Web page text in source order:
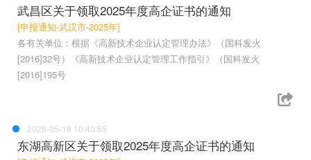
武昌区关于领取2025年度高企证书的通知
[申报通知-武汉市-2025年]
各有关单位：根据《高新技术企业认定管理办法》（国科发火
[2016]32号）《高新技术企业认定管理工作指引》（国科发火
[2016]195号
2026-05-18 10:40:55
东湖高新区关于领取2025年度高企证书的通知